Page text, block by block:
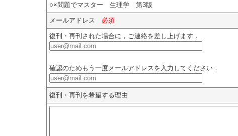
○×問題でマスター 生理学 第3版
メールアドレス 必須
復刊・再刊された場合に，ご連絡を差し上げます．
確認のためもう一度メールアドレスを入力してください．
復刊・再刊を希望する理由